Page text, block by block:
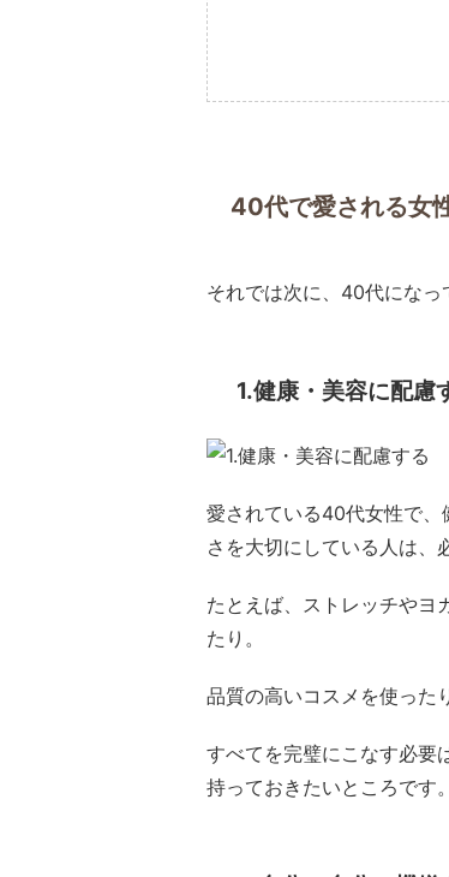
40代で愛される女
それでは次に、40代になっ
1.健康・美容に配慮
愛されている40代女性で、
さを大切にしている人は、
たとえば、ストレッチやヨ
たり。
品質の高いコスメを使った
すべてを完璧にこなす必要
持っておきたいところです。